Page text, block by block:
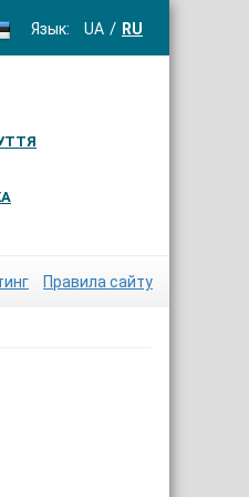
Язык: UA RU
Правила сайту